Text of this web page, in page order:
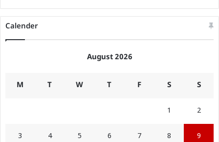
Calender
August 2026
M T W T F S S
1 2
3 4 5 6 7 8 9